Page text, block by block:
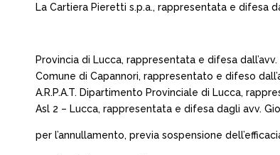
La Cartiera Pieretti s.p.a., rappresentata e difesa
Provincia di Lucca, rappresentata e difesa
Comune di Capannori, rappresentato e difeso
A.R.P.A.T. Dipartimento Provinciale di Lucca,
Asl 2 – Lucca, rappresentata e difesa dagli avv.
per l’annullamento, previa sospensione